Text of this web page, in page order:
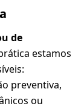
de
estamos
preventiva,
ou